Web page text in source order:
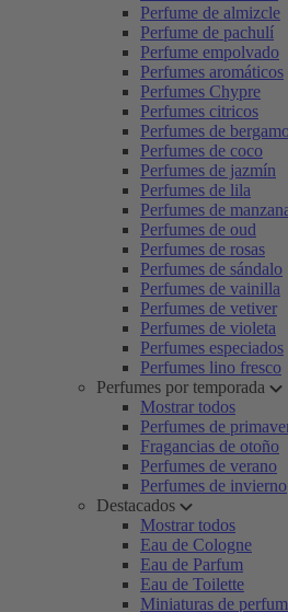
Perfume de almizcle
Perfume de pachulí
Perfume empolvado
Perfumes aromáticos
Perfumes Chypre
Perfumes citricos
Perfumes de
Perfumes de coco
Perfumes de jazmín
Perfumes de lila
Perfumes de
Perfumes de oud
Perfumes de rosas
Perfumes de sándalo
Perfumes de vainilla
Perfumes de vetiver
Perfumes de violeta
Perfumes especiados
Perfumes lino fresco
Perfumes por temporada
Mostrar todos
Perfumes de
Fragancias de otoño
Perfumes de verano
Perfumes de invierno
Destacados
Mostrar todos
Eau de Cologne
Eau de Parfum
Eau de Toilette
Miniaturas de